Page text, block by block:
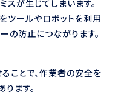
スが生じてしまいます。
ツールやロボットを利用
の防止につながります。
ことで、作業者の安全を
ます。